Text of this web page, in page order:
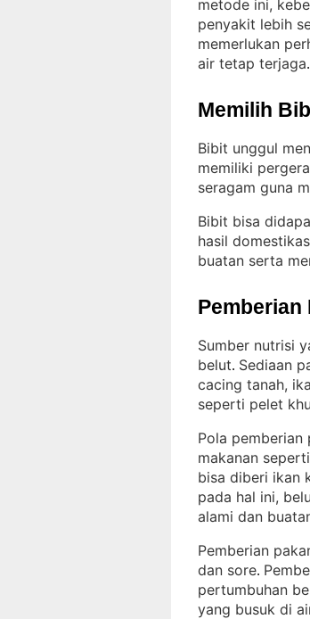
metode ini,
penyakit lebih
memerlukan
air tetap terjaga.
Memilih
Bibit unggul
memiliki
seragam guna
Bibit bisa
hasil
buatan serta
Pemberian
Sumber nutrisi
belut. Sediaan
cacing tanah,
seperti pelet
Pola pemberian
makanan
bisa diberi ikan
pada hal ini,
alami dan
Pemberian
dan sore.
pertumbuhan
yang busuk di